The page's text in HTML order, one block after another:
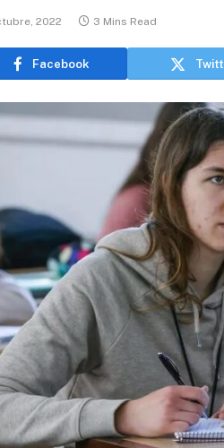
2022 3 Mins Read
Facebook